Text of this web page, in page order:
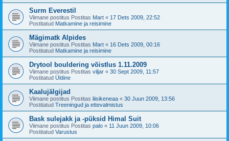
Surm Everestil
Viimane postitus Postitas Mart « 17 Dets 2009, 22:52
Postitatud Matkamine ja reisimine
Mägimatk Alpides
Viimane postitus Postitas Mart « 16 Dets 2009, 00:16
Postitatud Matkamine ja reisimine
Drytool bouldering võistlus 1.11.2009
Viimane postitus Postitas viljar « 30 Sept 2009, 11:57
Postitatud Üldine
Kaalujälgijad
Viimane postitus Postitas liisikeneaa « 30 Juun 2009, 13:56
Postitatud Treeningud ja ettevalmistus
Bask sulejakk ja -püksid Himal Suit
Viimane postitus Postitas palo « 11 Juun 2009, 10:06
Postitatud Varustus